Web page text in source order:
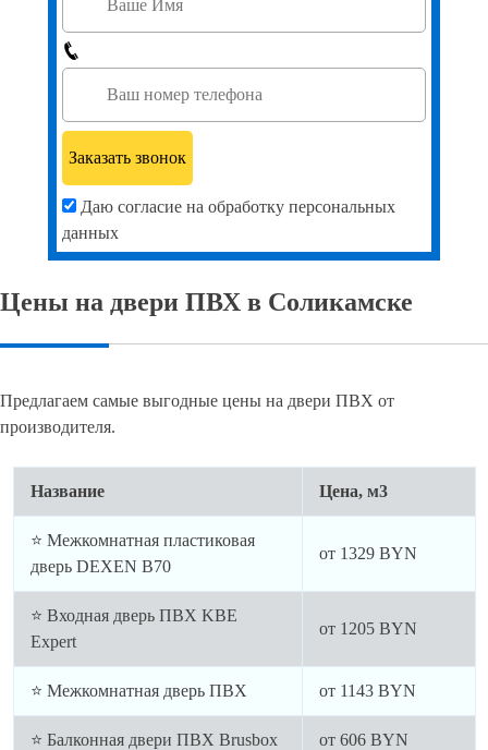
Даю согласие на обработку персональных
данных
Цены на двери ПВХ в Соликамске
Предлагаем самые выгодные цены на двери ПВХ от
производителя.
Название Цена, м3
⭐ Межкомнатная пластиковая
дверь DEXEN B70
от 1329 BYN
⭐ Входная дверь ПВХ KBE
Expert
от 1205 BYN
⭐ Межкомнатная дверь ПВХ от 1143 BYN
⭐ Балконная двери ПВХ Brusbox от 606 BYN